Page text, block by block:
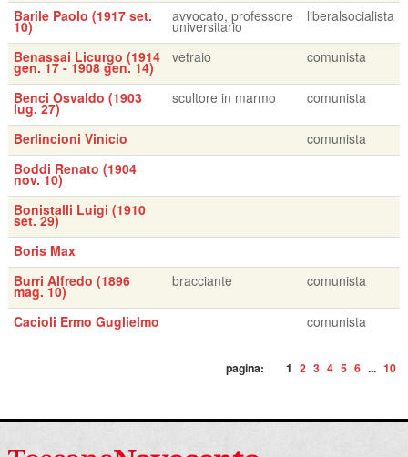
Barile Paolo (1917 set.
10)
avvocato, professore
universitario
liberalsocialista
Benassai Licurgo (1914
gen. 17 - 1908 gen. 14)
vetraio comunista
Benci Osvaldo (1903
lug. 27)
scultore in marmo comunista
Berlincioni Vinicio
comunista
Boddi Renato (1904
nov. 10)
Bonistalli Luigi (1910
set. 29)
Boris Max
Burri Alfredo (1896
mag. 10)
bracciante comunista
Cacioli Ermo Guglielmo comunista
pagina: 1 2 3 4 5 6 ... 10